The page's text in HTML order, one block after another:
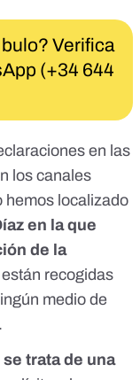
Verifica
(+34 644
en las
los canales
hemos localizado
en la que
de la
recogidas
medio de
se trata de una